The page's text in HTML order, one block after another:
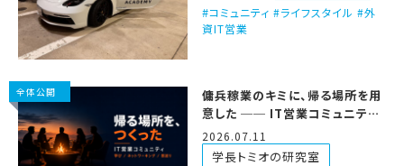
コミュニティ #ライフスタイル #外
資IT営業
全体公開
傭兵稼業のキミに、帰る場所を用
意した ── IT営業コミュニティ、
仲間を募集するで
2026.07.11
学長トミオの研究室